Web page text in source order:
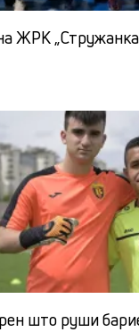
ЖРК
што руши